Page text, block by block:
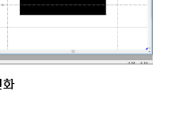
화